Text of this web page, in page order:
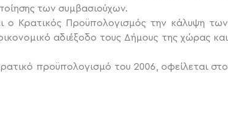
των συμβασιούχων.
ο Κρατικός Προϋπολογισμός την κάλυψη των
αδιέξοδο τους Δήμους της χώρας και
προϋπολογισμό του 2006, οφείλεται στο